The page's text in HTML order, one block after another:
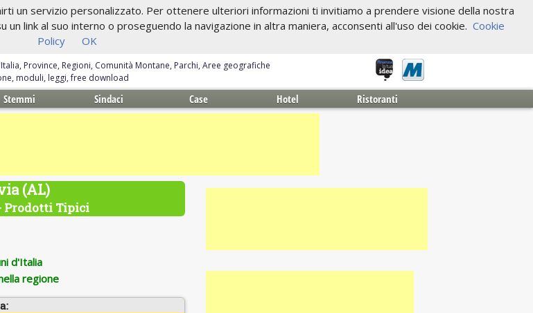
un servizio personalizzato. Per ottenere ulteriori informazioni ti invitiamo a prendere visione della nostra
link al suo interno o proseguendo la navigazione in altra maniera, acconsenti all'uso dei cookie. Cookie
Policy
OK
Province, Regioni, Comunità Montane, Parchi, Aree geografiche
moduli, leggi, free download
Stemmi Sindaci Case Hotel Ristoranti
(AL)
Prodotti Tipici
d'Italia
regione